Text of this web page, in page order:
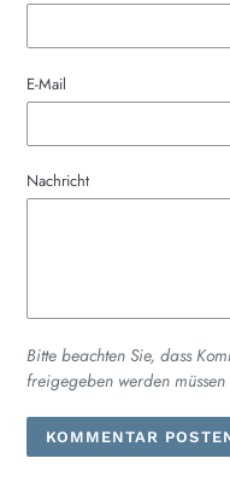
E-Mail
Nachricht
Bitte beachten Sie, dass
freigegeben werden müssen